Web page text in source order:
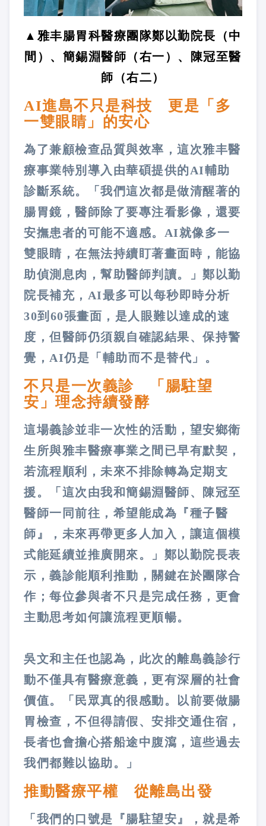
▲雅丰腸胃科醫療團隊鄭以勤院長（中
間）、簡錫淵醫師（右一）、陳冠至醫
師（右二）
AI進島不只是科技 更是「多
一雙眼睛」的安心
為了兼顧檢查品質與效率，這次雅丰醫
療事業特別導入由華碩提供的AI輔助
診斷系統。「我們這次都是做清醒著的
腸胃鏡，醫師除了要專注看影像，還要
安撫患者的可能不適感。AI就像多一
雙眼睛，在無法持續盯著畫面時，能協
助偵測息肉，幫助醫師判讀。」鄭以勤
院長補充，AI最多可以每秒即時分析
30到60張畫面，是人眼難以達成的速
度，但醫師仍須親自確認結果、保持警
覺，AI仍是「輔助而不是替代」。
不只是一次義診 「腸駐望
安」理念持續發酵
這場義診並非一次性的活動，望安鄉衛
生所與雅丰醫療事業之間已早有默契，
若流程順利，未來不排除轉為定期支
援。「這次由我和簡錫淵醫師、陳冠至
醫師一同前往，希望能成為『種子醫
師』，未來再帶更多人加入，讓這個模
式能延續並推廣開來。」鄭以勤院長表
示，義診能順利推動，關鍵在於團隊合
作；每位參與者不只是完成任務，更會
主動思考如何讓流程更順暢。
吳文和主任也認為，此次的離島義診行
動不僅具有醫療意義，更有深層的社會
價值。「民眾真的很感動。以前要做腸
胃檢查，不但得請假、安排交通住宿，
長者也會擔心搭船途中腹瀉，這些過去
我們都難以協助。」
推動醫療平權 從離島出發
「我們的口號是『腸駐望安』，就是希